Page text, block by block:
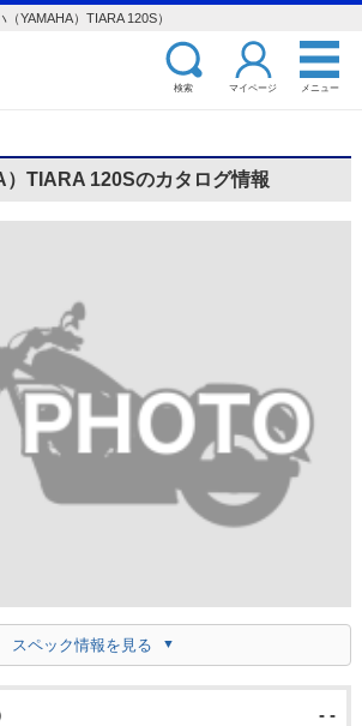
YAMAHA）TIARA 120S）
検索 マイページ メニュー
TIARA 120Sのカタログ情報
スペック情報を見る
- -